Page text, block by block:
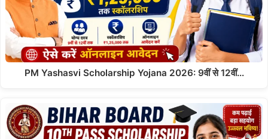
PM Yashasvi Scholarship Yojana 2026: 9वीं से 12वीं…